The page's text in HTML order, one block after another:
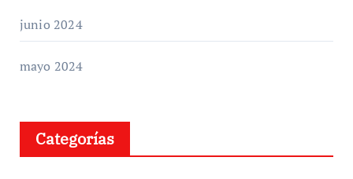
junio 2024
mayo 2024
Categorías